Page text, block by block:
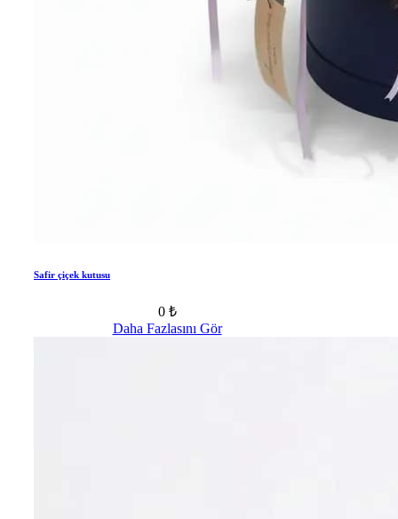
Safir çiçek kutusu
0 ₺
Daha Fazlasını Gör